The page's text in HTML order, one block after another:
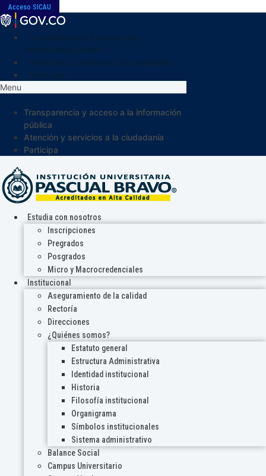
Acceso SICAU
Menu
Transparencia y acceso a la información
pública
Atención y servicios a la ciudadanía
Participa
Estudia con nosotros
Inscripciones
Pregrados
Posgrados
Micro y Macrocredenciales
Institucional
Aseguramiento de la calidad
Rectoría
Direcciones
¿Quiénes somos?
Estatuto general
Estructura Administrativa
Identidad institucional
Historia
Filosofía institucional
Organigrama
Símbolos institucionales
Sistema administrativo
Balance Social
Campus Universitario